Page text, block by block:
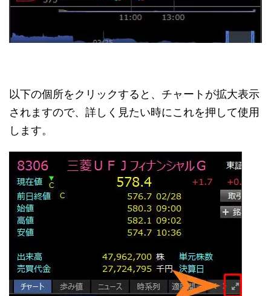
以下の個所をクリックすると、チャートが拡大表示
されますので、詳しく見たい時にこれを押して使用
します。